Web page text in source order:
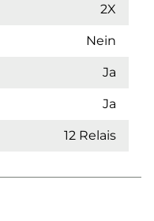
2X
Nein
Ja
Ja
12 Relais